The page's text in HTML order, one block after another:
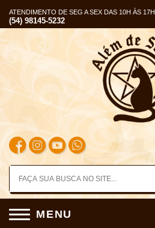
ATENDIMENTO DE SEG A SEX DAS 10H ÀS 17H
(54) 98145-5232
MENU